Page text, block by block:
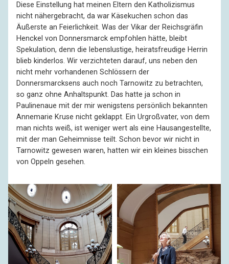
Diese Einstellung hat meinen Eltern den Katholizismus
nicht nähergebracht, da war Käsekuchen schon das
Äußerste an Feierlichkeit. Was der Vikar der Reichsgräfin
Henckel von Donnersmarck empfohlen hätte, bleibt
Spekulation, denn die lebenslustige, heiratsfreudige Herrin
blieb kinderlos. Wir verzichteten darauf, uns neben den
nicht mehr vorhandenen Schlössern der
Donnersmarcksens auch noch Tarnowitz zu betrachten,
so ganz ohne Anhaltspunkt. Das hatte ja schon in
Paulinenaue mit der mir wenigstens persönlich bekannten
Annemarie Kruse nicht geklappt. Ein Urgroßvater, von dem
man nichts weiß, ist weniger wert als eine Hausangestellte,
mit der man Geheimnisse teilt. Schon bevor wir nicht in
Tarnowitz gewesen waren, hatten wir ein kleines bisschen
von Oppeln gesehen.